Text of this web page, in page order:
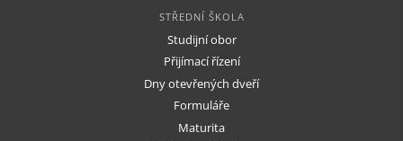
DALŠÍ VZDĚLÁVÁNÍ
O škole
Dokumenty
Kontakty
STŘEDNÍ ŠKOLA
Studijní obor
Přijímací řízení
Dny otevřených dveří
Formuláře
Maturita